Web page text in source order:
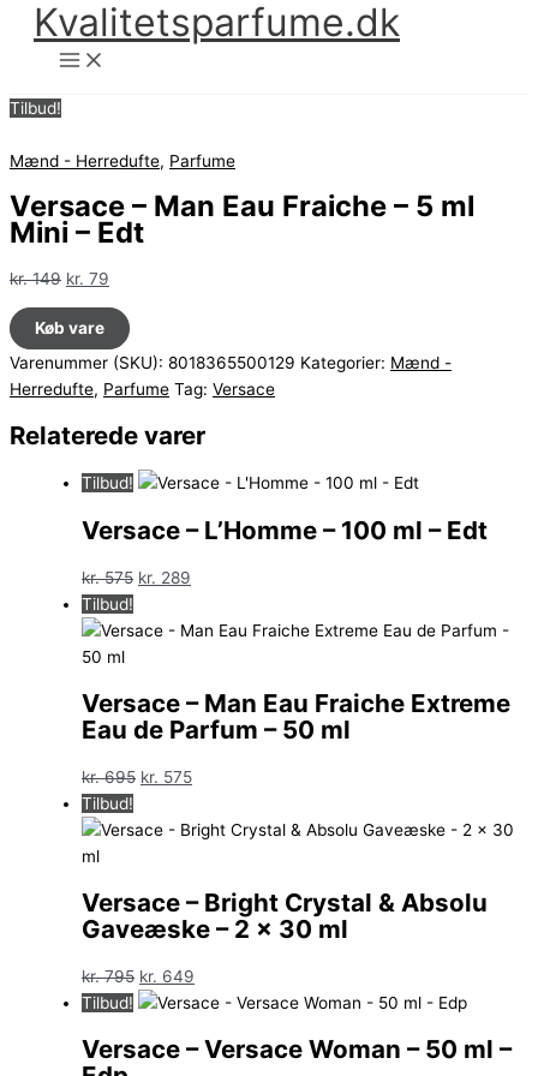
Kvalitetsparfume.dk
Tilbud!
Mænd - Herredufte, Parfume
Versace – Man Eau Fraiche – 5 ml
Mini – Edt
kr.149 Den
oprindelige
pris
var:
kr. 149.
kr. 79
aktuelle
pris
er:
kr. 79.
Køb vare
Varenummer (SKU): 8018365500129 Kategorier: Mænd -
Herredufte, Parfume Tag: Versace
Relaterede varer
Tilbud!
Versace – L’Homme – 100 ml – Edt
kr.575 Den
pris
kr. 289
pris
Tilbud!
Versace – Man Eau Fraiche Extreme
Eau de Parfum – 50 ml
kr.695 Den
pris
kr. 575Den
pris
Tilbud!
Versace – Bright Crystal & Absolu
Gaveæske – 2 x 30 ml
kr.795 Den
oprindelige
var:
kr. 649
aktuelle
er:
Tilbud!
Versace – Versace Woman – 50 ml –